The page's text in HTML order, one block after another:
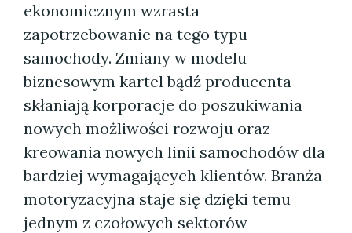
ekonomicznym wzrasta
zapotrzebowanie na tego typu
samochody. Zmiany w modelu
biznesowym kartel bądź producenta
skłaniają korporacje do poszukiwania
nowych możliwości rozwoju oraz
kreowania nowych linii samochodów dla
bardziej wymagających klientów. Branża
motoryzacyjna staje się dzięki temu
jednym z czołowych sektorów